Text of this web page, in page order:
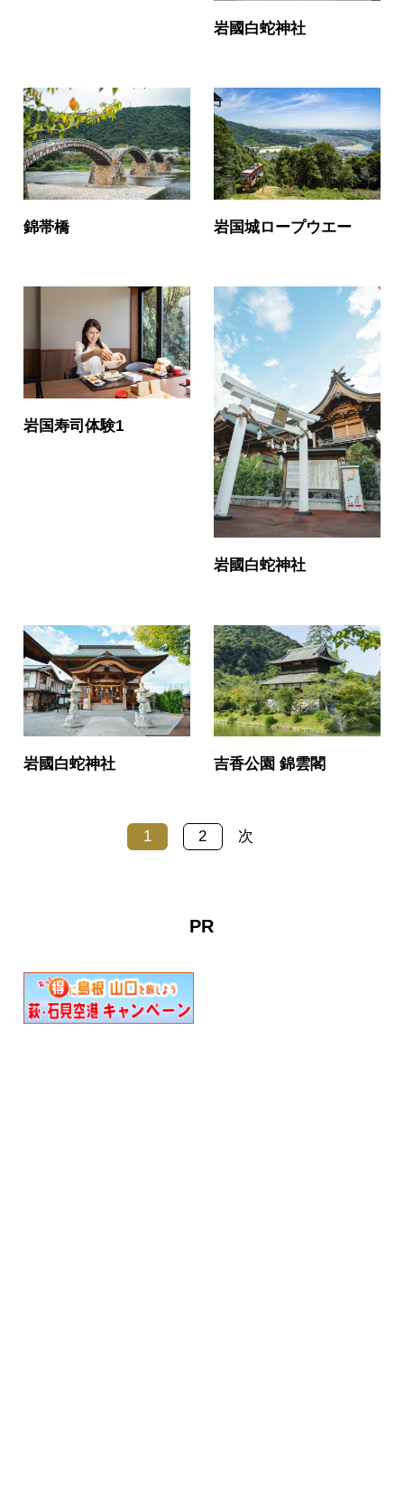
岩國白蛇神社
錦帯橋 岩国城ロープウエー
岩国寿司体験1
岩國白蛇神社
岩國白蛇神社 吉香公園 錦雲閣
1 2 次
PR